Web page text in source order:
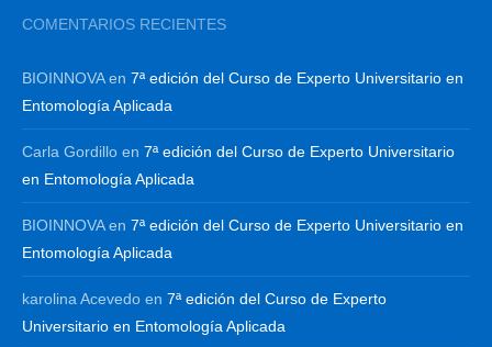
COMENTARIOS RECIENTES
BIOINNOVAen 7ª edición del Curso de Experto Universitario en
Entomología Aplicada
Carla Gordillo en 7ª edición del Curso de Experto Universitario
en Entomología Aplicada
BIOINNOVAen 7ª edición del Curso de Experto Universitario en
Entomología Aplicada
karolina Acevedo en 7ª edición del Curso de Experto
Universitario en Entomología Aplicada